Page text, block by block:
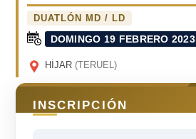
DUATLÓN MD / LD
DOMINGO 19 FEBRERO 2023
HÍJAR (TERUEL)
INSCRIPCIÓN